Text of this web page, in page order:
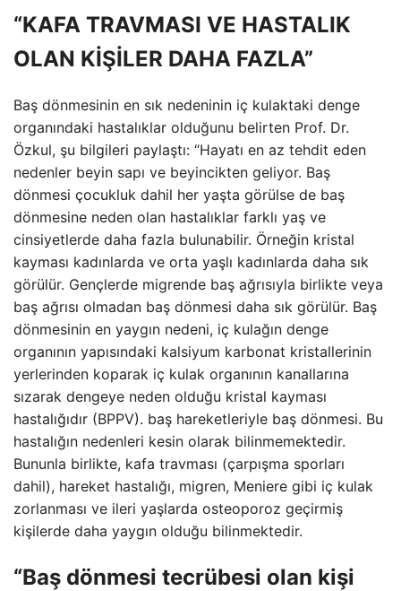
“KAFA TRAVMASI VE HASTALIK
OLAN KİŞİLER DAHA FAZLA”
Baş dönmesinin en sık nedeninin iç kulaktaki denge
organındaki hastalıklar olduğunu belirten Prof. Dr.
Özkul, şu bilgileri paylaştı: “Hayatı en az tehdit eden
nedenler beyin sapı ve beyincikten geliyor. Baş
dönmesi çocukluk dahil her yaşta görülse de baş
dönmesine neden olan hastalıklar farklı yaş ve
cinsiyetlerde daha fazla bulunabilir. Örneğin kristal
kayması kadınlarda ve orta yaşlı kadınlarda daha sık
görülür. Gençlerde migrende baş ağrısıyla birlikte veya
baş ağrısı olmadan baş dönmesi daha sık görülür. Baş
dönmesinin en yaygın nedeni, iç kulağın denge
organının yapısındaki kalsiyum karbonat kristallerinin
yerlerinden koparak iç kulak organının kanallarına
sızarak dengeye neden olduğu kristal kayması
hastalığıdır (BPPV). baş hareketleriyle baş dönmesi. Bu
hastalığın nedenleri kesin olarak bilinmemektedir.
Bununla birlikte, kafa travması (çarpışma sporları
dahil), hareket hastalığı, migren, Meniere gibi iç kulak
zorlanması ve ileri yaşlarda osteoporoz geçirmiş
kişilerde daha yaygın olduğu bilinmektedir.
“Baş dönmesi tecrübesi olan kişi